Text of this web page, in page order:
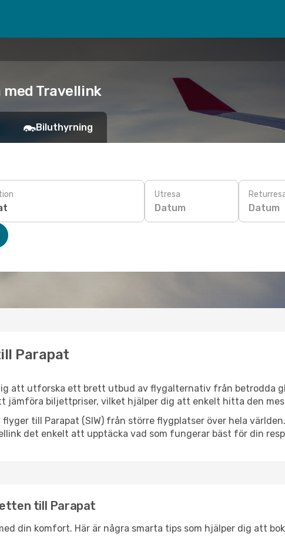
Travellink
Biluthyrning
Utresa
Datum Datum
Parapat
att utforska ett brett utbud av flygalternativ från betrodda
biljettpriser, vilket hjälper dig att enkelt hitta den
till Parapat (SIW) från större flygplatser över hela
det enkelt att upptäcka vad som fungerar bäst för din
till Parapat
din komfort. Här är några smarta tips som hjälper dig att